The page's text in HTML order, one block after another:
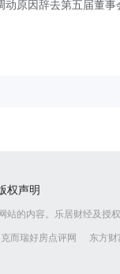
原因辞去第五届董事
权声明
的内容。乐居财经及授
克而瑞好房点评网 东方财